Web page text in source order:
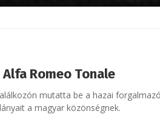
Romeo Tonale
mutatta be a hazai
a magyar közönségnek.